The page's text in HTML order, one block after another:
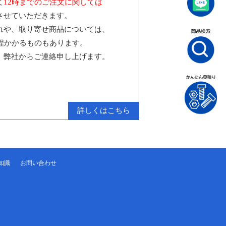
12時までのご注文に関しては
せていただきます。
や、取り寄せ商品については、
かかるものもあります。
弊社からご連絡申し上げます。
詳しくはこちら
識 お問い合わせ